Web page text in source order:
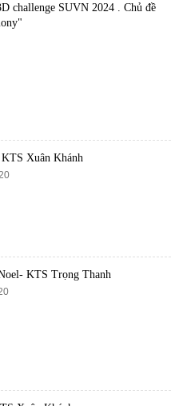
challenge SUVN 2024 . Chủ đề
Xuân Khánh
KTS Trọng Thanh